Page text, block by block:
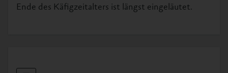
Ende des Käfigzeitalters ist längst eingeläutet.